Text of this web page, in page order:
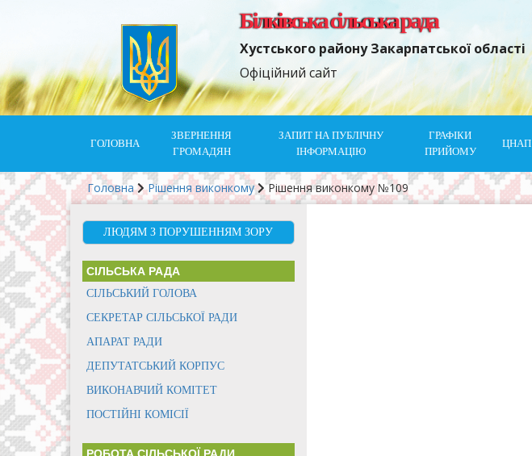
Білківська сільська рада
Хустського району Закарпатської області
Офіційний сайт
ГОЛОВНА
ЗВЕРНЕННЯ
ГРОМАДЯН
ЗАПИТ НА ПУБЛІЧНУ
ІНФОРМАЦІЮ
ГРАФІКИ
ПРИЙОМУ
ЦНАП
Головна Рішення виконкому Рішення виконкому №109
ЛЮДЯМ З ПОРУШЕННЯМ ЗОРУ
СІЛЬСЬКА РАДА
СІЛЬСЬКИЙ ГОЛОВА
СЕКРЕТАР СІЛЬСЬКОЇ РАДИ
АПАРАТ РАДИ
ДЕПУТАТСЬКИЙ КОРПУС
ВИКОНАВЧИЙ КОМІТЕТ
ПОСТІЙНІ КОМІСІЇ